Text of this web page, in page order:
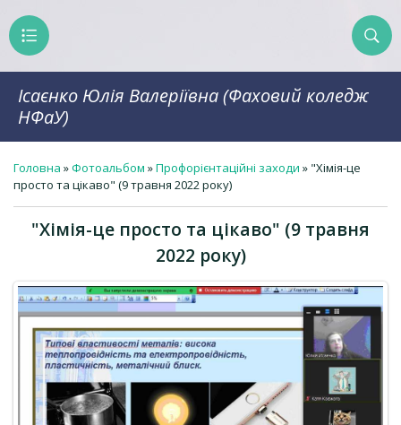
Ісаєнко Юлія Валеріївна (Фаховий коледж
НФаУ)
Головна »Фотоальбом »Профорієнтаційні заходи » "Хімія-це
просто та цікаво" (9 травня 2022 року)
"Хімія-це просто та цікаво" (9 травня
2022 року)